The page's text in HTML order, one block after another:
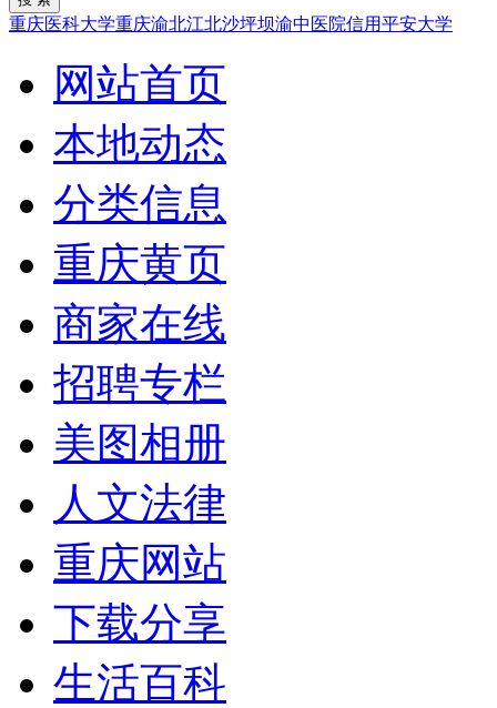
重庆医科大学重庆渝北江北沙坪坝渝中 医院信用平安大学
网站首页
本地动态
分类信息
重庆黄页
商家在线
招聘专栏
美图相册
人文法律
重庆网站
下载分享
生活百科